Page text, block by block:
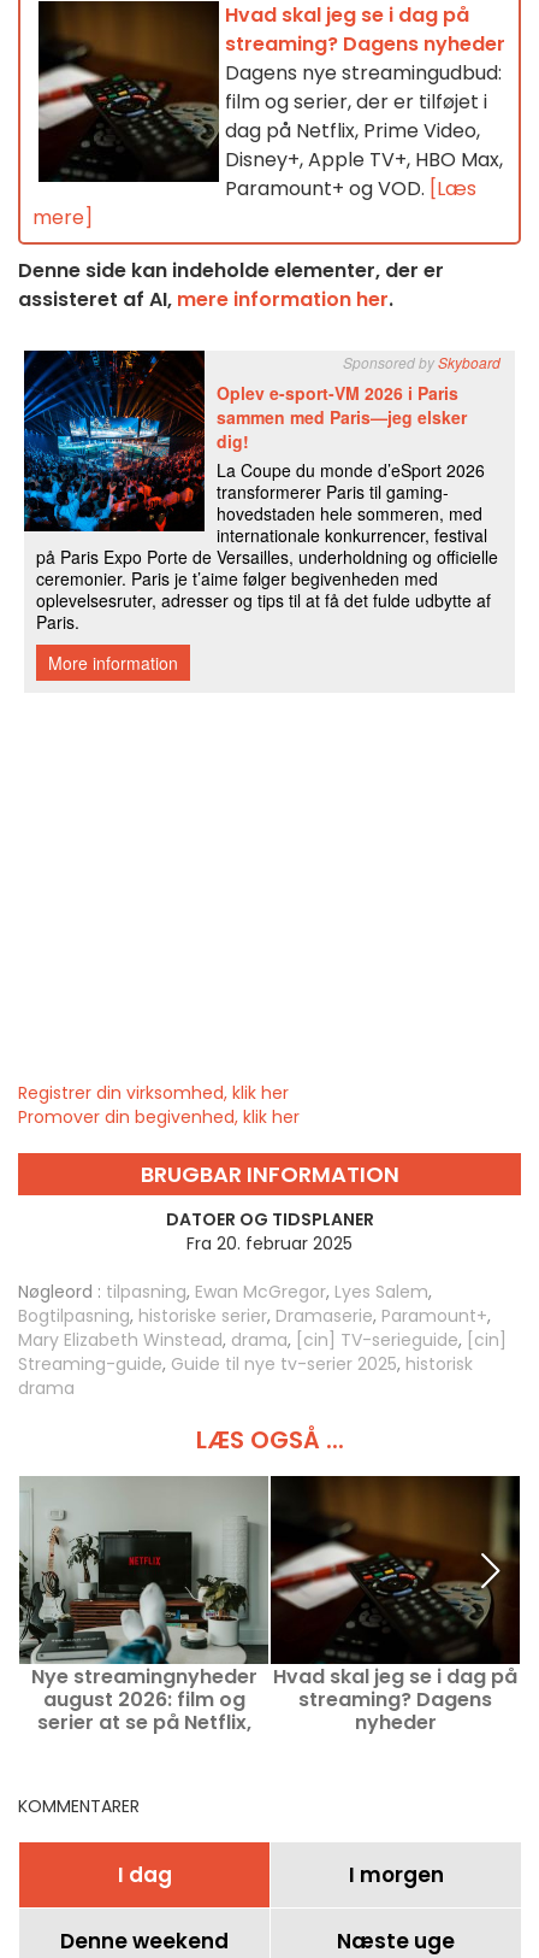
Hvad skal jeg se i dag på
streaming? Dagens nyheder
Dagens nye streamingudbud:
film og serier, der er tilføjet i
dag på Netflix, Prime Video,
Disney+, Apple TV+, HBO Max,
Paramount+ og VOD. [Læs
mere]
Denne side kan indeholde elementer, der er
assisteret af AI, mere information her.
Registrer din virksomhed, klik her
Promover din begivenhed, klik her
BRUGBAR INFORMATION
DATOER OG TIDSPLANER
Fra 20. februar 2025
Nøgleord : tilpasning, Ewan McGregor, Lyes Salem,
Bogtilpasning, historiske serier, Dramaserie, Paramount+,
Mary Elizabeth Winstead, drama, [cin] TV-serieguide, [cin]
Streaming-guide, Guide til nye tv-serier 2025, historisk
drama
LÆS OGSÅ ...
Nye streamingnyheder
august 2026: film og
serier at se på Netflix,
Hvad skal jeg se i dag på
streaming? Dagens
nyheder
KOMMENTARER
I dag I morgen
Denne weekend Næste uge